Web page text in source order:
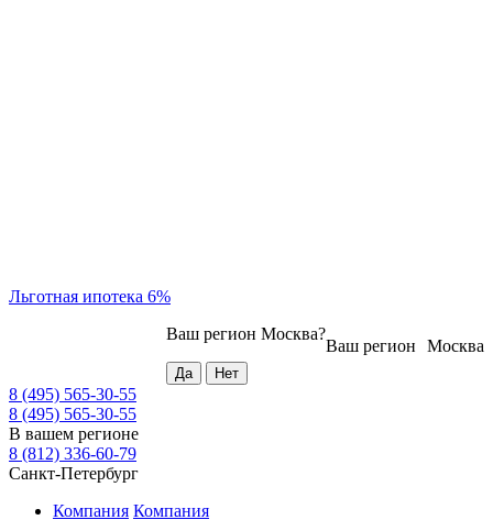
Льготная ипотека 6%
Москва
Ваш регион
Ваш регион Москва?
8 (495) 565-30-55
8 (495) 565-30-55
В вашем регионе
8 (812) 336-60-79
Санкт-Петербург
Компания Компания